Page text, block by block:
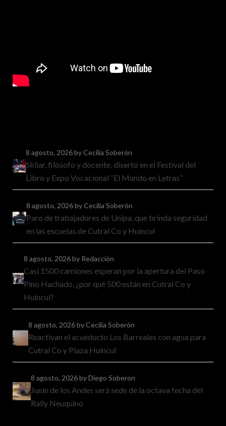
8 agosto, 2026by Cecilia Soberón
Skliar, filósofo y docente, disertó en el Festival del
Libro y Expo Vocacional “El Mundo en Letras”
8 agosto, 2026by Cecilia Soberón
Paro de trabajadores de Unipa, que brinda seguridad
en las escuelas de Cutral Co y Huincul
8 agosto, 2026by Redacción
Casi 1500 camiones esperan por la apertura del Paso
Pino Hachado, ¿por qué 500 están en Cutral Co y
Huincul?
8 agosto, 2026by Cecilia Soberón
Reactivan el acueducto Los Barreales con agua para
Cutral Co y Plaza Huincul
8 agosto, 2026by Diego Soberon
Junín de los Andes será sede de la octava fecha del
Rally Neuquino